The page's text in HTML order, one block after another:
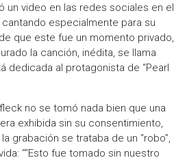
un video en las redes sociales en el
especialmente para su
que este fue un momento privado,
la canción, inédita, se llama
dedicada al protagonista de “Pearl
no se tomó nada bien que una
exhibida sin su consentimiento,
grabación se trataba de un “robo”,
““Esto fue tomado sin nuestro